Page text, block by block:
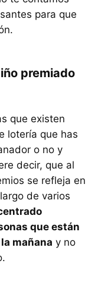
para que
premiado
que existen
lotería que has
o no y
decir, que al
se refleja en
de varios
que están
mañana y no